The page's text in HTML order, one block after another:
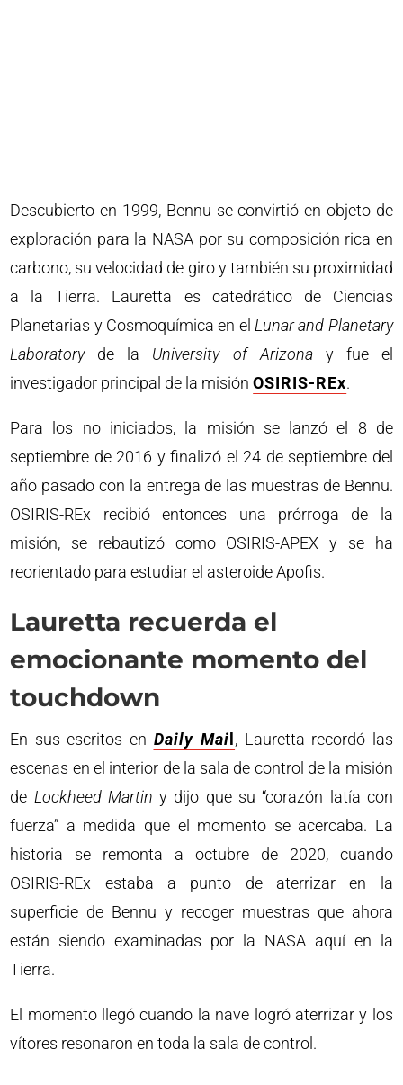
Descubierto en 1999, Bennu se convirtió en objeto de
exploración para la NASA por su composición rica en
carbono, su velocidad de giro y también su proximidad
a la Tierra. Lauretta es catedrático de Ciencias
Planetarias y Cosmoquímica en el Lunar and Planetary
Laboratoryde la University of Arizonay fue el
investigador principal de la misiónOSIRIS-REx.
Para los no iniciados, la misión se lanzó el 8 de
septiembre de 2016 y finalizó el 24 de septiembre del
año pasado con la entrega de las muestras de Bennu.
OSIRIS-REx recibió entonces una prórroga de la
misión, se rebautizó como OSIRIS-APEX y se ha
reorientado para estudiar el asteroide Apofis.
Lauretta recuerda el
emocionante momento del
touchdown
En sus escritos en Daily Mai , Lauretta recordó las
escenas en el interior de la sala de control de la misión
de Lockheed Martin y dijo que su “corazón latía con
fuerza” a medida que el momento se acercaba. La
historia se remonta a octubre de 2020, cuando
OSIRIS-REx estaba a punto de aterrizar en la
superficie de Bennu y recoger muestras que ahora
están siendo examinadas por la NASA aquí en la
Tierra.
El momento llegó cuando la nave logró aterrizar y los
vítores resonaron en toda la sala de control.